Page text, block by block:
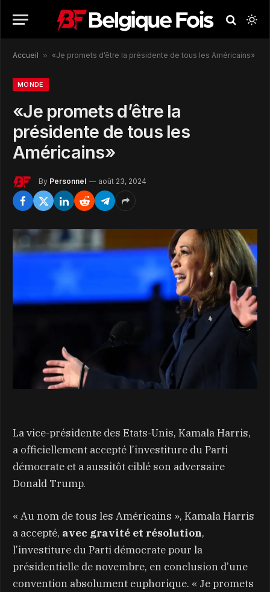
Accueil » «Je promets d’être la présidente de tous les Américains»
MONDE
«Je promets d’être la
présidente de tous les
Américains»
By Personnel août 23, 2024
La vice-présidente des Etats-Unis, Kamala Harris,
a officiellement accepté l’investiture du Parti
démocrate et a aussitôt ciblé son adversaire
Donald Trump.
« Au nom de tous les Américains », Kamala Harris
a accepté, avec gravité et résolution,
l’investiture du Parti démocrate pour la
présidentielle de novembre, en conclusion d’une
convention absolument euphorique. « Je promets